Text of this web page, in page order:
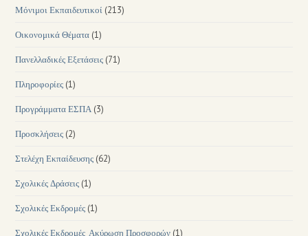
Μόνιμοι Εκπαιδευτικοί (213)
Οικονομικά Θέματα (1)
Πανελλαδικές Εξετάσεις (71)
Πληροφορίες (1)
Προγράμματα ΕΣΠΑ (3)
Προσκλήσεις (2)
Στελέχη Εκπαίδευσης (62)
Σχολικές Δράσεις (1)
Σχολικές Εκδρομές (1)
Σχολικές Εκδρομές_Ακύρωση Προσφορών (1)